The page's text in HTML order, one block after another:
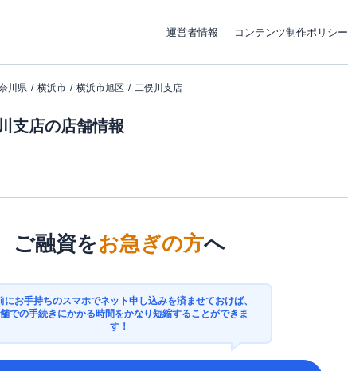
運営者情報 コンテンツ制作ポリシー
川県 横浜市 横浜市旭区 二俣川支店
支店の店舗情報
ご融資をお急ぎの方へ
にお手持ちのスマホでネット申し込みを済ませておけば、
での手続きにかかる時間をかなり短縮することができま
す！